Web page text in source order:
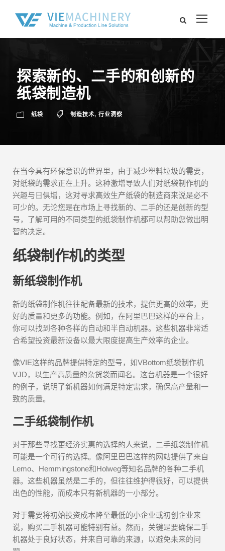
探索新的、二手的和创新的
纸袋制造机
纸袋 制造技术, 行业洞察
在当今具有环保意识的世界里，由于减少塑料垃圾的需要，
对纸袋的需求正在上升。这种激增导致人们对纸袋制作机的
兴趣与日俱增，这对寻求高效生产纸袋的制造商来说是必不
可少的。无论您是在市场上寻找新的、二手的还是创新的型
号，了解可用的不同类型的纸袋制作机都可以帮助您做出明
智的决定。
纸袋制作机的类型
新纸袋制作机
新的纸袋制作机往往配备最新的技术，提供更高的效率，更
好的质量和更多的功能。例如，在阿里巴巴这样的平台上，
你可以找到各种各样的自动和半自动机器。这些机器非常适
合希望投资最新设备以最大限度提高生产效率的企业。
像VIE这样的品牌提供特定的型号，如VBottom纸袋制作机
VJD，以生产高质量的杂货袋而闻名。这台机器是一个很好
的例子，说明了新机器如何满足特定需求，确保高产量和一
致的质量。
二手纸袋制作机
对于那些寻找更经济实惠的选择的人来说，二手纸袋制作机
可能是一个可行的选择。像阿里巴巴这样的网站提供了来自
Lemo、Hemmingstone和Holweg等知名品牌的各种二手机
器。这些机器虽然是二手的，但往往维护得很好，可以提供
出色的性能，而成本只有新机器的一小部分。
对于需要将初始投资成本降至最低的小企业或初创企业来
说，购买二手机器可能特别有益。然而，关键是要确保二手
机器处于良好状态，并来自可靠的来源，以避免未来的问